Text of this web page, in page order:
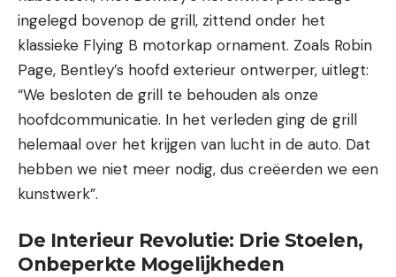
ingelegd bovenop de grill, zittend onder het
klassieke Flying B motorkap ornament. Zoals Robin
Page, Bentley’s hoofd exterieur ontwerper, uitlegt:
“We besloten de grill te behouden als onze
hoofdcommunicatie. In het verleden ging de grill
helemaal over het krijgen van lucht in de auto. Dat
hebben we niet meer nodig, dus creëerden we een
kunstwerk”.
De Interieur Revolutie: Drie Stoelen,
Onbeperkte Mogelijkheden